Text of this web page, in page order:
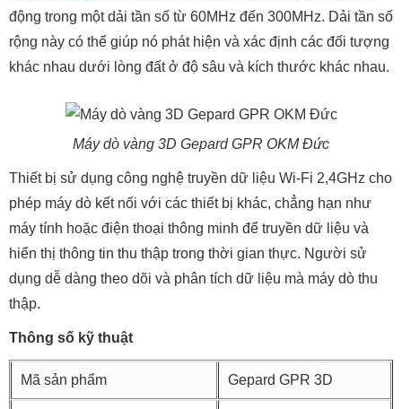
động trong một dải tần số từ 60MHz đến 300MHz. Dải tần số
rộng này có thể giúp nó phát hiện và xác định các đối tượng
khác nhau dưới lòng đất ở độ sâu và kích thước khác nhau.
Máy dò vàng 3D Gepard GPR OKM Đức
Thiết bị sử dụng công nghệ truyền dữ liệu Wi-Fi 2,4GHz cho
phép máy dò kết nối với các thiết bị khác, chẳng hạn như
máy tính hoặc điện thoại thông minh để truyền dữ liệu và
hiển thị thông tin thu thập trong thời gian thực. Người sử
dụng dễ dàng theo dõi và phân tích dữ liệu mà máy dò thu
thập.
Thông số kỹ thuật
Mã sản phẩm Gepard GPR 3D